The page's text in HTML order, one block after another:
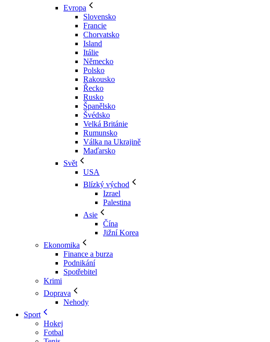
Evropa
Slovensko
Francie
Chorvatsko
Island
Itálie
Německo
Polsko
Rakousko
Řecko
Rusko
Španělsko
Švédsko
Velká Británie
Rumunsko
Válka na Ukrajině
Maďarsko
Svět
USA
Blízký východ
Izrael
Palestina
Asie
Čína
Jižní Korea
Ekonomika
Finance a burza
Podnikání
Spotřebitel
Krimi
Doprava
Nehody
Sport
Hokej
Fotbal